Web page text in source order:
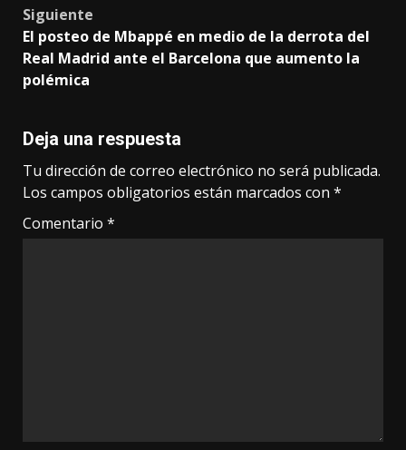
Siguiente
El posteo de Mbappé en medio de la derrota del
Real Madrid ante el Barcelona que aumento la
polémica
Deja una respuesta
Tu dirección de correo electrónico no será publicada.
Los campos obligatorios están marcados con *
Comentario *